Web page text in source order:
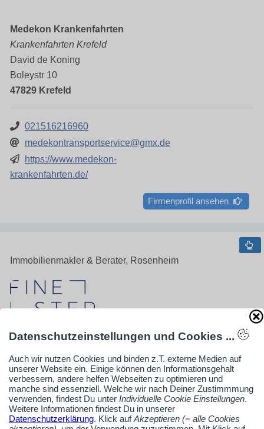
Medekon Krankenfahrten
Krankenfahrten Krefeld
David de Koning
Boleystr 10
47829 Krefeld
021516216960
medekontransportservice@gmx.de
https://www.medekon-
krankenfahrten.de/
Firmenprofil ansehen
Immobilienmakler & Berater, Rosenheim
FINESTEP Immobilien GmbH | Immobilienmakler
Wasserburg
Ihr Immobilienmakler in Wasserburg
Datenschutzeinstellungen und Cookies ...
Auch wir nutzen Cookies und binden z.T. externe Medien auf
unserer Website ein. Einige können den Informationsgehalt
verbessern, andere helfen Webseiten zu optimieren und
manche sind essenziell. Welche wir nach Deiner Zustimmmung
verwenden, findest Du unter Individuelle Cookie Einstellungen.
Weitere Informationen findest Du in unserer
Datenschutzerklärung. Klick aufAkzeptieren (= alle Cookies